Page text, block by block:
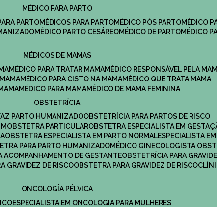
MÉDICO PARA PARTO
PARTO MÉDICOS PARA PARTO MÉDICO PÓS PARTO
MÉDICO
MÉDICO PARTO CESÁREO MÉDICO DE PARTO
MÉDICO
MÉDICOS DE MAMAS
MÉDICO PARA TRATAR MAMA
MÉDICO RESPONSÁVEL PELA
MÉDICO PARA CISTO NA MAMA
MÉDICO QUE TRATA MAMA
MÉDICO PARA MAMA
MÉDICO DE MAMA FEMININA
OBSTETRÍCIA
PARTO HUMANIZADO
OBSTETRÍCIA PARA PARTOS DE RISCO
OBSTETRA PARTICULAR
OBSTETRA ESPECIALISTA EM
OBSTETRA ESPECIALISTA EM PARTO NORMAL ESPECIALISTA
PARA PARTO HUMANIZADO
MÉDICO GINECOLOGISTA
ACOMPANHAMENTO DE GESTANTE
OBSTETRÍCIA PARA
GRAVIDEZ DE RISCO OBSTETRA PARA GRAVIDEZ DE RISCO
ONCOLOGÍA PÉLVICA
ESPECIALISTA EM ONCOLOGIA PARA MULHERES